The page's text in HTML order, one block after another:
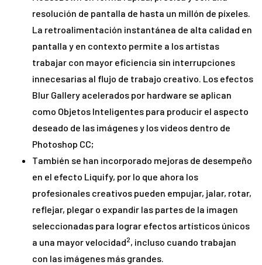
resolución de pantalla de hasta un millón de píxeles.
La retroalimentación instantánea de alta calidad en
pantalla y en contexto permite a los artistas
trabajar con mayor eficiencia sin interrupciones
innecesarias al flujo de trabajo creativo. Los efectos
Blur Gallery acelerados por hardware se aplican
como Objetos Inteligentes para producir el aspecto
deseado de las imágenes y los videos dentro de
Photoshop CC;
También se han incorporado mejoras de desempeño
en el efecto Liquify, por lo que ahora los
profesionales creativos pueden empujar, jalar, rotar,
reflejar, plegar o expandir las partes de la imagen
seleccionadas para lograr efectos artísticos únicos
a una mayor velocidad2, incluso cuando trabajan
con las imágenes más grandes.